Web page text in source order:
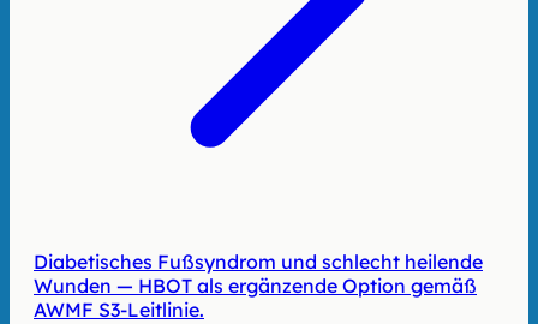
Diabetisches Fußsyndrom und schlecht heilende
Wunden — HBOT als ergänzende Option gemäß
AWMF S3-Leitlinie.